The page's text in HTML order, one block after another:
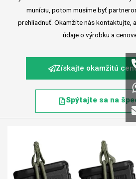
muníciu, potom musíme byť
prehliadnuť. Okamžite nás kontaktujte,
údaje o výrobku a
Získajte okamžitú
Spýtajte sa na